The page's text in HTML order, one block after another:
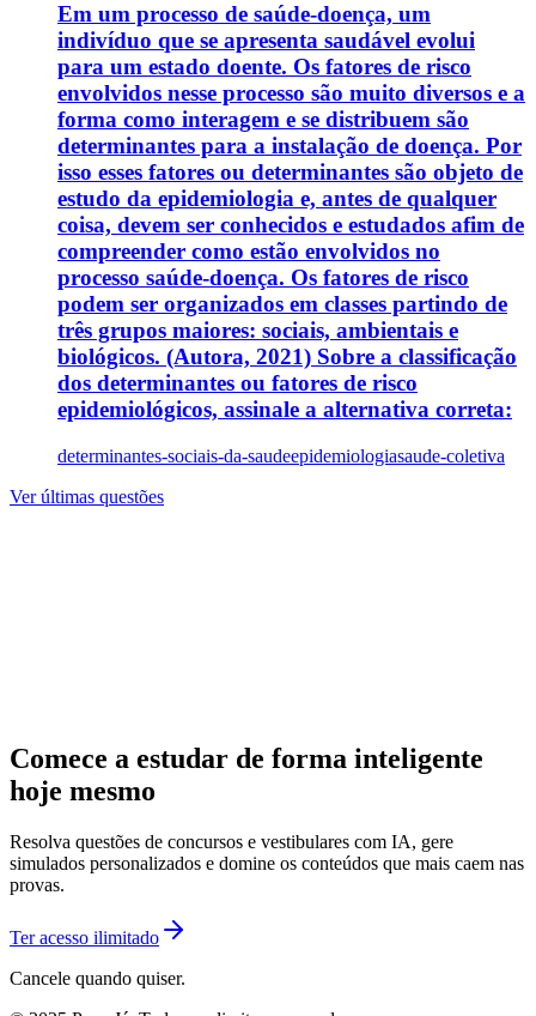
Em um processo de saúde-doença, um
indivíduo que se apresenta saudável evolui
para um estado doente. Os fatores de risco
envolvidos nesse processo são muito diversos e a
forma como interagem e se distribuem são
determinantes para a instalação de doença. Por
isso esses fatores ou determinantes são objeto de
estudo da epidemiologia e, antes de qualquer
coisa, devem ser conhecidos e estudados afim de
compreender como estão envolvidos no
processo saúde-doença. Os fatores de risco
podem ser organizados em classes partindo de
três grupos maiores: sociais, ambientais e
biológicos. (Autora, 2021) Sobre a classificação
dos determinantes ou fatores de risco
epidemiológicos, assinale a alternativa correta:
determinantes-sociais-da-saudeepidemiologiasaude-coletiva
Ver últimas questões
Comece a estudar de forma inteligente
hoje mesmo
Resolva questões de concursos e vestibulares com IA, gere
simulados personalizados e domine os conteúdos que mais caem nas
provas.
Ter acesso ilimitado
Cancele quando quiser.